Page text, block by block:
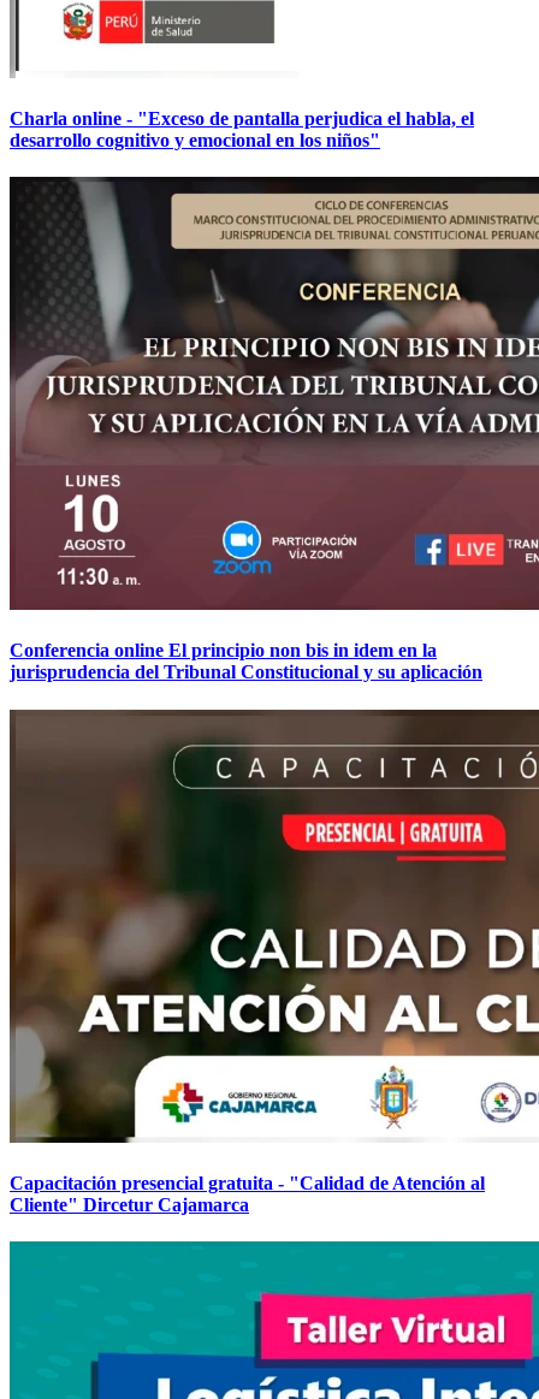
Charla online - "Exceso de pantalla perjudica el habla, el
desarrollo cognitivo y emocional en los niños"
Conferencia online El principio non bis in idem en la
jurisprudencia del Tribunal Constitucional y su aplicación
Capacitación presencial gratuita - "Calidad de Atención al
Cliente" Dircetur Cajamarca